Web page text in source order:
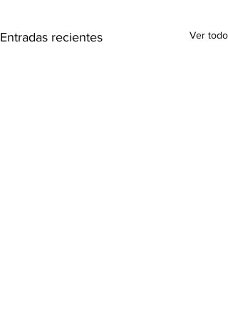
Entradas recientes Ver todo